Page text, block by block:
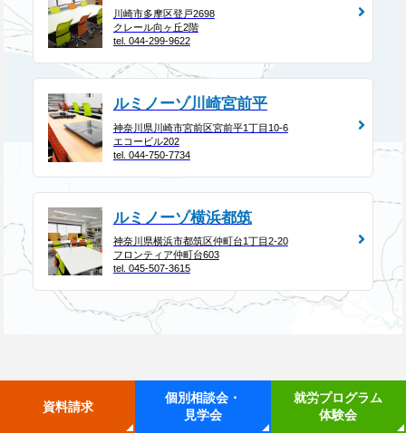
川崎市多摩区登戸2698
クレール向ヶ丘2階
tel. 044-299-9622
ルミノーゾ川崎宮前平
神奈川県川崎市宮前区宮前平1丁目10-6
エコービル202
tel. 044-750-7734
ルミノーゾ横浜都筑
神奈川県横浜市都筑区仲町台1丁目2-20
フロンティア仲町台603
tel. 045-507-3615
資料請求
個別相談会・
見学会
就労プログラム
体験会